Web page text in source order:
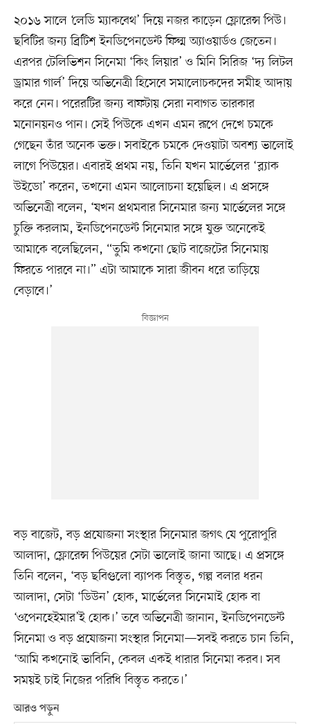
২০১৬ সালে ‘লেডি ম্যাকবেথ’ দিয়ে নজর কাড়েন ফ্লোরেন্স পিউ।
ছবিটির জন্য ব্রিটিশ ইনডিপেনডেন্ট ফিল্ম অ্যাওয়ার্ডও জেতেন।
এরপর টেলিভিশন সিনেমা ‘কিং লিয়ার’ ও মিনি সিরিজ ‘দ্য লিটল
ড্রামার গার্ল’ দিয়ে অভিনেত্রী হিসেবে সমালোচকদের সমীহ আদায়
করে নেন। পরেরটির জন্য বাফটায় সেরা নবাগত তারকার
মনোনয়নও পান। সেই পিউকে এখন এমন রূপে দেখে চমকে
গেছেন তাঁর অনেক ভক্ত। সবাইকে চমকে দেওয়াটা অবশ্য ভালোই
লাগে পিউয়ের। এবারই প্রথম নয়, তিনি যখন মার্ভেলের ‘ব্ল্যাক
উইডো’ করেন, তখনো এমন আলোচনা হয়েছিল। এ প্রসঙ্গে
অভিনেত্রী বলেন, ‘যখন প্রথমবার সিনেমার জন্য মার্ভেলের সঙ্গে
চুক্তি করলাম, ইনডিপেনডেন্ট সিনেমার সঙ্গে যুক্ত অনেকেই
আমাকে বলেছিলেন, “তুমি কখনো ছোট বাজেটের সিনেমায়
ফিরতে পারবে না।” এটা আমাকে সারা জীবন ধরে তাড়িয়ে
বেড়াবে।’
বড় বাজেট, বড় প্রযোজনা সংস্থার সিনেমার জগৎ যে পুরোপুরি
আলাদা, ফ্লোরেন্স পিউয়ের সেটা ভালোই জানা আছে। এ প্রসঙ্গে
তিনি বলেন, ‘বড় ছবিগুলো ব্যাপক বিস্তৃত, গল্প বলার ধরন
আলাদা, সেটা ‘ডিউন’ হোক, মার্ভেলের সিনেমাই হোক বা
‘ওপেনহেইমার’ই হোক।’ তবে অভিনেত্রী জানান, ইনডিপেনডেন্ট
সিনেমা ও বড় প্রযোজনা সংস্থার সিনেমা—সবই করতে চান তিনি,
‘আমি কখনোই ভাবিনি, কেবল একই ধারার সিনেমা করব। সব
সময়ই চাই নিজের পরিধি বিস্তৃত করতে।’
আরও পড়ুন